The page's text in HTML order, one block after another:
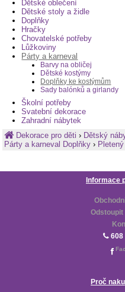
Dětské oblečení
Dětské stoly a židle
Doplňky
Hračky
Chovatelské potřeby
Lůžkoviny
Párty a karneval
Barvy na obličej
Dětské kostýmy
Doplňky ke kostýmům
Sady balónků a girlandy
Školní potřeby
Svatební dekorace
Zahradní nábytek
Dekorace pro děti› Dětský
Párty a karneval Doplňky ›
Informace
608
Proč